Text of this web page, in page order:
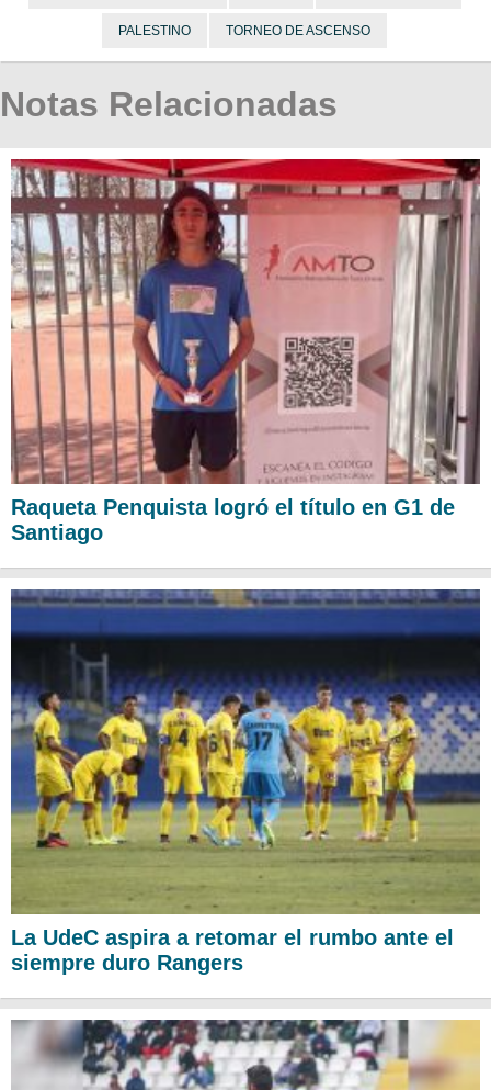
PALESTINO TORNEO DE ASCENSO
Notas Relacionadas
Raqueta Penquista logró el título en G1 de
Santiago
La UdeC aspira a retomar el rumbo ante el
siempre duro Rangers